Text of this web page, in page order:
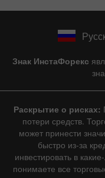
Знак ИнстаФорекс
Раскрытие о рисках:
потери средств.
может принести
быстро из-за
инвестировать в
понимаете все